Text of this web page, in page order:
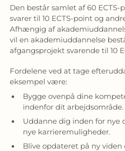
Den består samlet af 60
svarer til 10 ECTS-point og
Afhængig af
vil en akademiuddannelse
afgangsprojekt svarende til 10
Fordelene ved at tage
eksempel være:
Bygge ovenpå dine
indenfor dit arbejdsområde.
Uddanne dig inden for nye
nye karrieremuligheder.
Blive opdateret på ny viden